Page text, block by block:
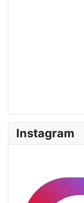
Instagram